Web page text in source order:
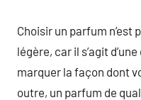
Choisir un parfum n’est
légère, car il s’agit
marquer la façon dont
outre, un parfum de